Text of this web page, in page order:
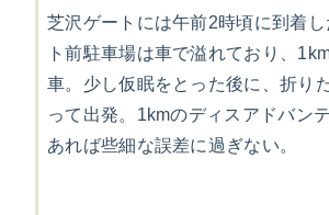
芝沢ゲートには午前2時頃に到着
ト前駐車場は車で溢れており、
車。少し仮眠をとった後に、折り
って出発。1kmのディスアドバン
あれば些細な誤差に過ぎない。